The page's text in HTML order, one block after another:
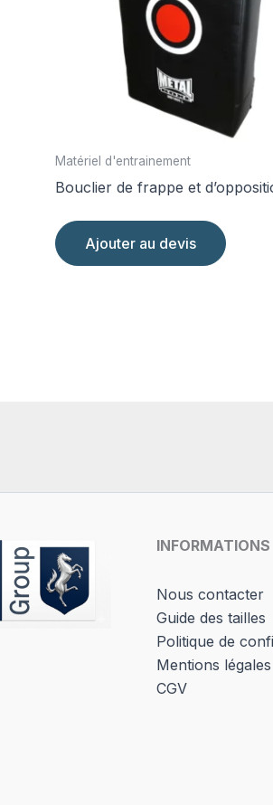
Matériel d'entrainement
Bouclier de frappe et
Ajouter au devis
INFORMATIONS
Nous contacter
Guide des tailles
Politique de
Mentions légales
CGV